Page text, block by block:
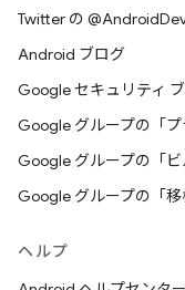
Twitter の
Android ブログ
Google セキュリティ
Google グループの「
Google グループの「
Google グループの「
ヘルプ